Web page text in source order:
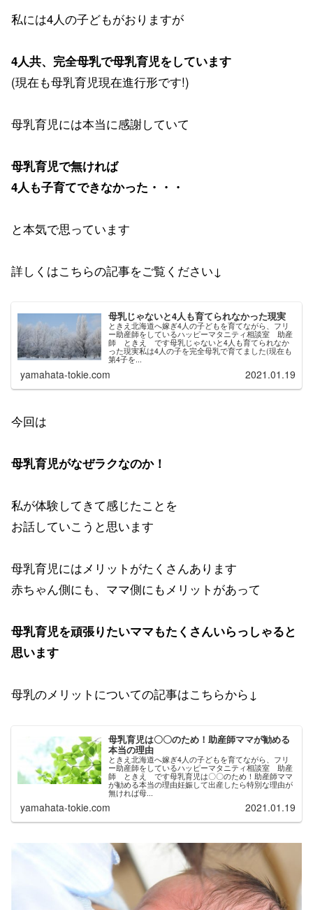
私には4人の子どもがおりますが
4人共、完全母乳で母乳育児をしています
(現在も母乳育児現在進行形です!)
母乳育児には本当に感謝していて
母乳育児で無ければ
4人も子育てできなかった・・・
と本気で思っています
詳しくはこちらの記事をご覧ください↓
母乳じゃないと4人も育てられなかった現実
ときえ北海道へ嫁ぎ4人の子どもを育てながら、フリ
ー助産師をしているハッピーマタニティ相談室 助産
師 ときえ です母乳じゃないと4人も育てられなか
った現実私は4人の子を完全母乳で育てました(現在も
第4子を...
yamahata-tokie.com 2021.01.19
今回は
母乳育児がなぜラクなのか！
私が体験してきて感じたことを
お話していこうと思います
母乳育児にはメリットがたくさんあります
赤ちゃん側にも、ママ側にもメリットがあって
母乳育児を頑張りたいママもたくさんいらっしゃると
思います
母乳のメリットについての記事はこちらから↓
母乳育児は〇〇のため！助産師ママが勧める
本当の理由
ときえ北海道へ嫁ぎ4人の子どもを育てながら、フリ
ー助産師をしているハッピーマタニティ相談室 助産
師 ときえ です母乳育児は〇〇のため！助産師ママ
が勧める本当の理由妊娠して出産したら特別な理由が
無ければ母...
yamahata-tokie.com 2021.01.19